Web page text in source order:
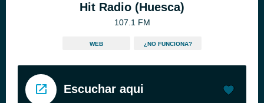
Hit Radio (Huesca)
107.1 FM
WEB ¿NO FUNCIONA?
Escuchar aqui